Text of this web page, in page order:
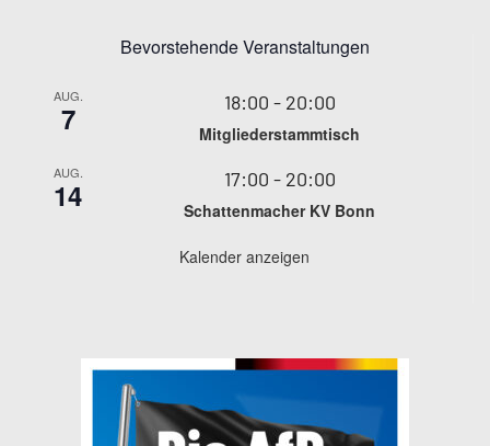
Bevorstehende Veranstaltungen
AUG.
7 18:00 - 20:00
Mitgliederstammtisch
AUG.
14 17:00 - 20:00
Schattenmacher KV Bonn
Kalender anzeigen